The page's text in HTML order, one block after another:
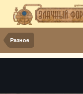
Разное